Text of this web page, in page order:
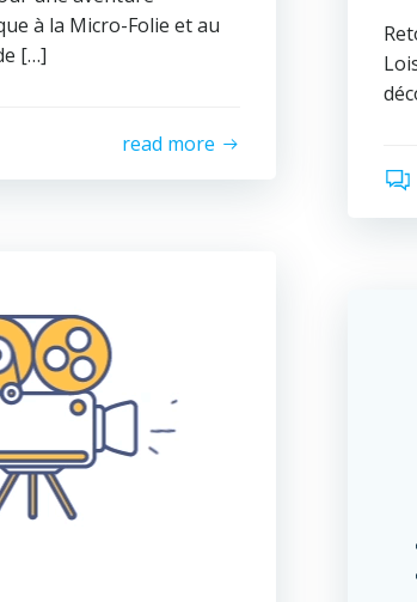
à la Micro-Folie et au
[…]
read more